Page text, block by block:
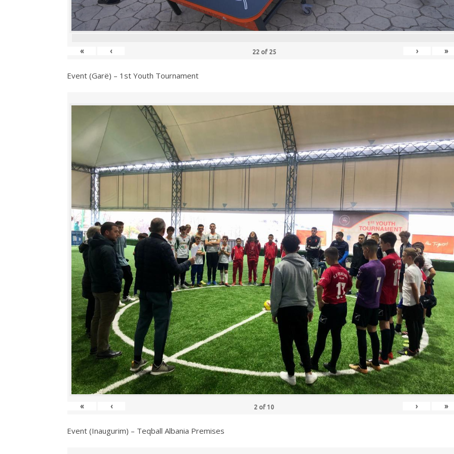
« ‹ 22of 25 › »
Event (Garë) – 1st Youth Tournament
« ‹ 2 of 10 › »
Event (Inaugurim) – Teqball Albania Premises